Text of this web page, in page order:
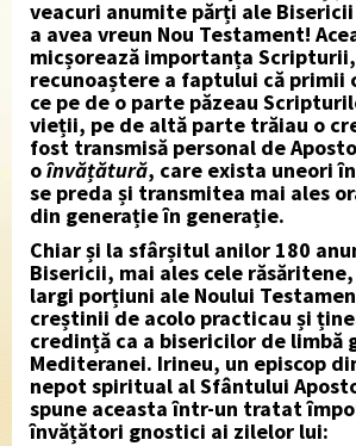
veacuri anumite părți ale
a avea vreun Nou Testament!
micșorează importanța
recunoaștere a faptului că
ce pe de o parte păzeau
vieții, pe de altă parte trăiau o
fost transmisă personal de
oînvățătură, care exista uneori
se preda și transmitea mai ales
din generație în generație.
Chiar și la sfârșitul anilor 180
Bisericii, mai ales cele
largi porțiuni ale Noului
creștinii de acolo practicau și
credință ca a bisericilor de limbă
Mediteranei. Irineu, un episcop
nepot spiritual al Sfântului
spune aceasta într-un tratat
învățători gnostici ai zilelor lui: